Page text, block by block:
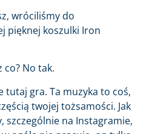
wróciliśmy do
pięknej koszulki Iron
co? No tak.
tutaj gra. Ta muzyka to coś,
twojej tożsamości. Jak
szczególnie na Instagramie,